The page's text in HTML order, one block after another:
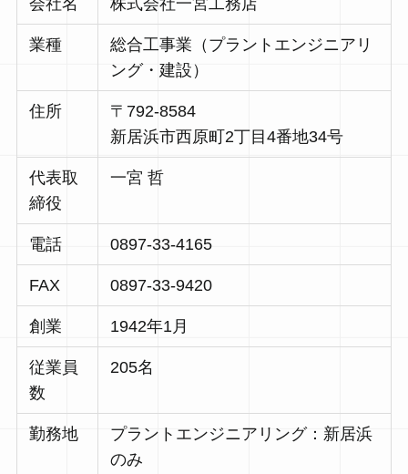
業種
総合工事業（プラントエンジニアリ
ング・建設）
住所
〒792-8584
新居浜市西原町2丁目4番地34号
代表取
締役
一宮 哲
電話 0897-33-4165
FAX 0897-33-9420
創業 1942年1月
従業員
数
205名
勤務地
プラントエンジニアリング：新居浜
のみ